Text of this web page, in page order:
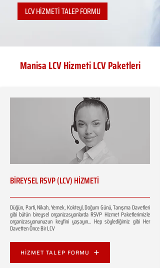
LCV HİZMETİ TALEP FORMU
Manisa LCV Hizmeti LCV Paketleri
BİREYSEL RSVP (LCV) HİZMETİ
Düğün, Parti, Nikah, Yemek, Kokteyl, Doğum Günü, Tanışma Davetleri
gibi bütün bireysel organizasyonlarda RSVP Hizmet Paketlerimizle
organizasyonunuzun keyfini yaşayın... Hep söylediğimiz gibi Her
Davetten Önce Bir LCV
HİZMET TALEP FORMU